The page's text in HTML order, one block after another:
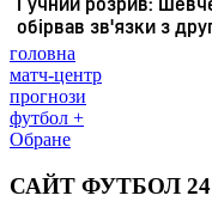
головна
матч-центр
прогнози
футбол +
Обране
САЙТ ФУТБОЛ 24